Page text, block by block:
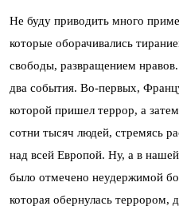
Не буду приводить много
которые оборачивались
свободы, развращением
два события. Во-первых,
которой пришел террор, а
сотни тысяч людей, стремясь
над всей Европой. Ну, а в
было отмечено неудержимой
которая обернулась террором,